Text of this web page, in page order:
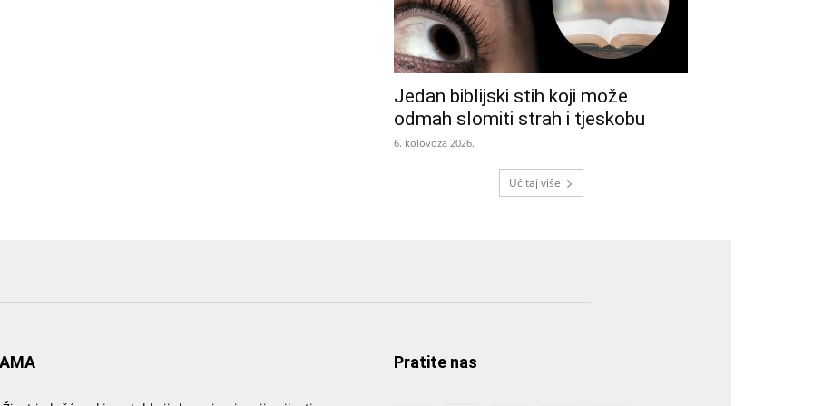
Jedan biblijski stih koji može
odmah slomiti strah i tjeskobu
6. kolovoza 2026.
Učitaj više
Pratite nas